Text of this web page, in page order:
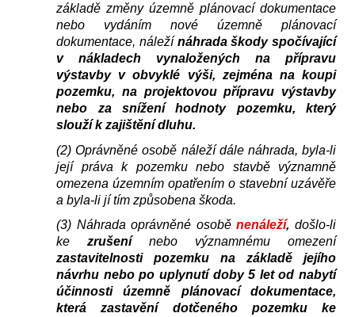
základě změny územně plánovací dokumentace
nebo vydáním nové územně plánovací
dokumentace, náleží náhrada škody spočívající
v nákladech vynaložených na přípravu
výstavby v obvyklé výši, zejména na koupi
pozemku, na projektovou přípravu výstavby
nebo za snížení hodnoty pozemku, který
slouží k zajištění dluhu.
(2) Oprávněné osobě náleží dále náhrada, byla-li
její práva k pozemku nebo stavbě významně
omezena územním opatřením o stavební uzávěře
a byla-li jí tím způsobena škoda.
(3) Náhrada oprávněné osoběnenáleží, došlo-li
kezrušenínebo významnému omezení
zastavitelnosti pozemku na základě jejího
návrhu nebo po uplynutí doby 5 let od nabytí
účinnosti územně plánovací dokumentace,
která zastavění dotčeného pozemku ke